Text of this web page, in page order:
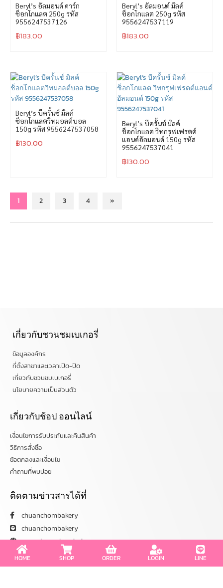
Beryl’s อัลมอนด์ ดาร์ก
ช็อกโกแลต 250g รหัส
9556247537126
฿183.00
Beryl’s อัลมอนด์ มิลค์
ช็อกโกแลต 250g รหัส
9556247537119
฿183.00
Beryl’s บีครั้นช์ มิลค์
ช็อกโกแลตวิทมอลต์บอล
150g รหัส 9556247537058
฿130.00
Beryl’s บีครั้นช์ มิลค์
ช็อกโกแลต วิทกรุฟเฟรตต์
แอนด์อัลมอนด์ 150g รหัส
9556247537041
฿130.00
1 2 3 4 »
เกี่ยวกับชวนชมเบเกอรี่
ข้อมูลองค์กร
ที่ตั้งสาขาและเวลาเปิด-ปิด
เกี่ยวกับชวนชมเบเกอรี่
นโยบายความเป็นส่วนตัว
เกี่ยวกับช้อป ออนไลน์
เงื่อนไขการรับประกันและคืนสินค้า
วิธีการสั่งซื้อ
ข้อตกลงและเงื่อนไข
คำถามที่พบบ่อย
ติดตามข่าวสารได้ที่
chuanchombakery
chuanchombakery
www.chuanchombakery.com
ติดต่อสอบถาม
HOME SHOP ORDER LOGIN LINE